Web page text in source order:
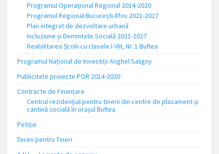
Programul Operațional Regional 2014-2020
Programul Regional București-Ilfov 2021-2027
Plan integrat de dezvoltare urbană
Incluziune și Demnitate Socială 2021-2027
Reabilitarea Școlii cu clasele I-VIII, Nr. 1 Buftea
Programul Național de Investiții Anghel Saligny
Publicitate proiecte POR 2014-2020
Contracte de Finanțare
Centrul rezidențial pentru tinerii din centre de plasament și
cantină socială în orașul Buftea
Petiție
Teren pentru Tineri